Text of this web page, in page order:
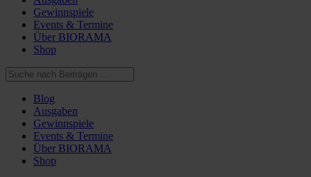
Gewinnspiele
Events & Termine
Über BIORAMA
Shop
Blog
Ausgaben
Gewinnspiele
Events & Termine
Über BIORAMA
Shop